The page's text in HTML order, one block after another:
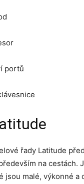
portů
řady Latitude
na cestách.
jsou malé, výkonné a